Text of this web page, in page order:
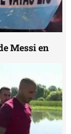
Messi en